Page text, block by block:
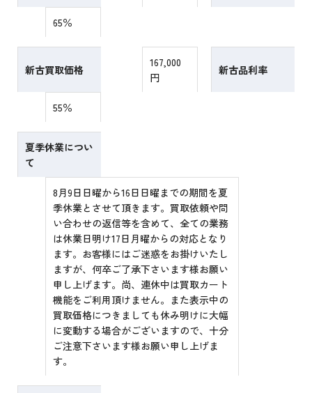
65％
新古買取価格
167,000
円
新古品利率
55％
夏季休業につい
て
8月9日日曜から16日日曜までの期間を夏
季休業とさせて頂きます。買取依頼や問
い合わせの返信等を含めて、全ての業務
は休業日明け17日月曜からの対応となり
ます。お客様にはご迷惑をお掛けいたし
ますが、何卒ご了承下さいます様お願い
申し上げます。尚、連休中は買取カート
機能をご利用頂けません。また表示中の
買取価格につきましても休み明けに大幅
に変動する場合がございますので、十分
ご注意下さいます様お願い申し上げま
す。